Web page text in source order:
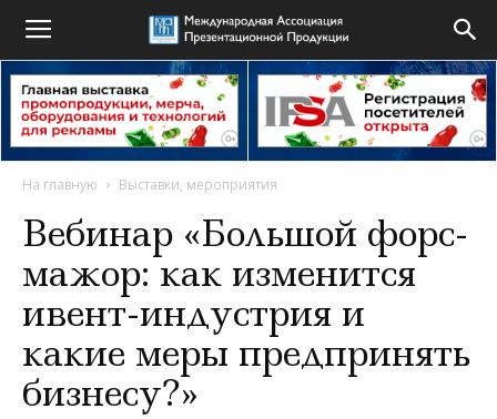
На главную Выставки, мероприятия
Вебинар «Большой форс-
мажор: как изменится
ивент-индустрия и
какие меры предпринять
бизнесу?»